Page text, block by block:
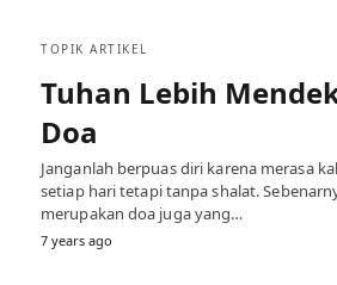
TOPIK ARTIKEL
Tuhan Lebih
Doa
Janganlah berpuas diri karena merasa
setiap hari tetapi tanpa shalat.
merupakan doa juga yang…
7 years ago